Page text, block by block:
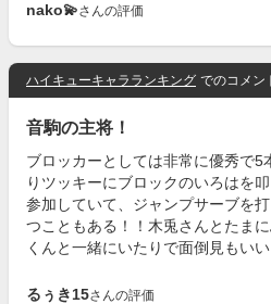
nako💫さんの評価
ハイキューキャラランキング でのコメン
音駒の主将！
ブロッカーとしては非常に優秀で5
りツッキーにブロックのいろはを
参加していて、ジャンプサーブを
つこともある！！木兎さんとたま
くんと一緒にいたりで面倒見もい
るぅき15さんの評価